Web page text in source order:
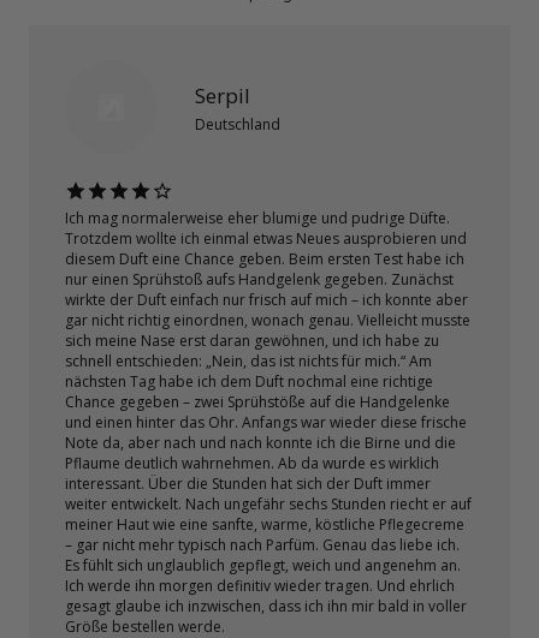
Serpil
Deutschland
Ich mag normalerweise eher blumige und pudrige Düfte.
Trotzdem wollte ich einmal etwas Neues ausprobieren und
diesem Duft eine Chance geben. Beim ersten Test habe ich
nur einen Sprühstoß aufs Handgelenk gegeben. Zunächst
wirkte der Duft einfach nur frisch auf mich – ich konnte aber
gar nicht richtig einordnen, wonach genau. Vielleicht musste
sich meine Nase erst daran gewöhnen, und ich habe zu
schnell entschieden: „Nein, das ist nichts für mich.“ Am
nächsten Tag habe ich dem Duft nochmal eine richtige
Chance gegeben – zwei Sprühstöße auf die Handgelenke
und einen hinter das Ohr. Anfangs war wieder diese frische
Note da, aber nach und nach konnte ich die Birne und die
Pflaume deutlich wahrnehmen. Ab da wurde es wirklich
interessant. Über die Stunden hat sich der Duft immer
weiter entwickelt. Nach ungefähr sechs Stunden riecht er auf
meiner Haut wie eine sanfte, warme, köstliche Pflegecreme
– gar nicht mehr typisch nach Parfüm. Genau das liebe ich.
Es fühlt sich unglaublich gepflegt, weich und angenehm an.
Ich werde ihn morgen definitiv wieder tragen. Und ehrlich
gesagt glaube ich inzwischen, dass ich ihn mir bald in voller
Größe bestellen werde.